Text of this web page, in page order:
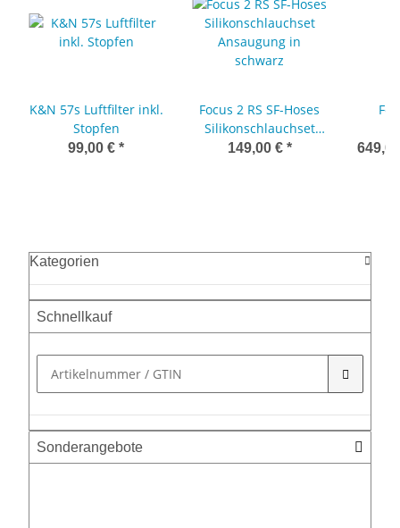
K&N 57s Luftfilter inkl.
Stopfen
99,00 € *
Focus 2 RS SF-Hoses
Silikonschlauchset
Ansaugung in
149,00 € *
Kategorien
Schnellkauf
Sonderangebote